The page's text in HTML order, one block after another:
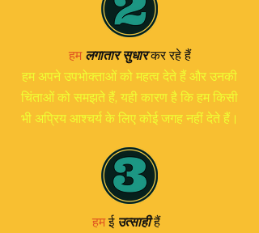
हम लगातार सुधारकर रहे हैं
हम अपने उपभोक्ताओं को महत्व देते हैं और उनकी
चिंताओं को समझते हैं, यही कारण है कि हम किसी
भी अप्रिय आश्चर्य के लिए कोई जगह नहीं देते हैं।
हमई उत्साहीहैं